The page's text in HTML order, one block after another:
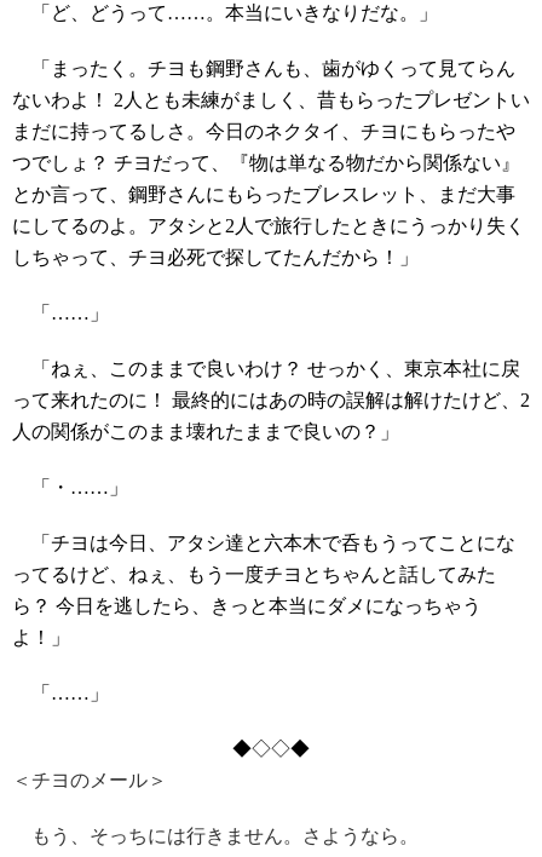
「ど、どうって……。本当にいきなりだな。」
「まったく。チヨも鋼野さんも、歯がゆくって見てらん
ないわよ！ 2人とも未練がましく、昔もらったプレゼントい
まだに持ってるしさ。今日のネクタイ、チヨにもらったや
つでしょ？ チヨだって、『物は単なる物だから関係ない』
とか言って、鋼野さんにもらったブレスレット、まだ大事
にしてるのよ。アタシと2人で旅行したときにうっかり失く
しちゃって、チヨ必死で探してたんだから！」
「……」
「ねぇ、このままで良いわけ？ せっかく、東京本社に戻
って来れたのに！ 最終的にはあの時の誤解は解けたけど、2
人の関係がこのまま壊れたままで良いの？」
「・……」
「チヨは今日、アタシ達と六本木で呑もうってことにな
ってるけど、ねぇ、もう一度チヨとちゃんと話してみた
ら？ 今日を逃したら、きっと本当にダメになっちゃう
よ！」
「……」
◆◇◇◆
＜チヨのメール＞
もう、そっちには行きません。さようなら。